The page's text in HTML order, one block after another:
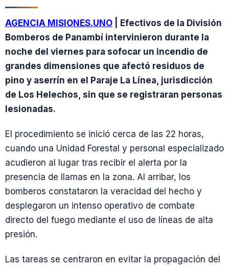
AGENCIA MISIONES.UNO | Efectivos de la División
Bomberos de Panambí intervinieron durante la
noche del viernes para sofocar un incendio de
grandes dimensiones que afectó residuos de
pino y aserrín en el Paraje La Línea, jurisdicción
de Los Helechos, sin que se registraran personas
lesionadas.
El procedimiento se inició cerca de las 22 horas,
cuando una Unidad Forestal y personal especializado
acudieron al lugar tras recibir el alerta por la
presencia de llamas en la zona. Al arribar, los
bomberos constataron la veracidad del hecho y
desplegaron un intenso operativo de combate
directo del fuego mediante el uso de líneas de alta
presión.
Las tareas se centraron en evitar la propagación del